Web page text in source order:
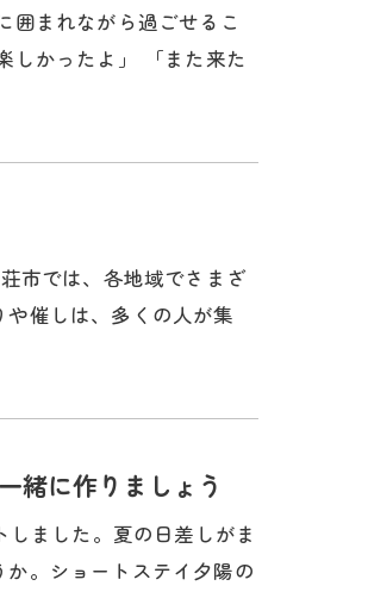
囲まれながら過ごせるこ
しかったよ」 「また来た
市では、各地域でさまざ
催しは、多くの人が集
緒に作りましょう
ました。夏の日差しがま
。ショートステイ夕陽の